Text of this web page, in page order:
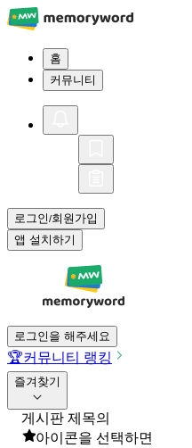
홈
커뮤니티
로그인/회원가입
앱 설치하기
로그인을 해주세요
🏆커뮤니티 랭킹
즐겨찾기
게시판 제목의
아이콘을 선택하면